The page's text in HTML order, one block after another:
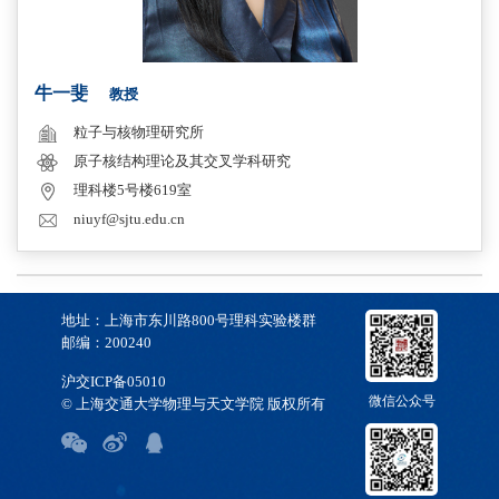
牛一斐 教授
粒子与核物理研究所
原子核结构理论及其交叉学科研究
理科楼5号楼619室
niuyf@sjtu.edu.cn
地址：上海市东川路800号理科实验楼群
邮编：200240
沪交ICP备05010
© 上海交通大学物理与天文学院 版权所有
微信公众号